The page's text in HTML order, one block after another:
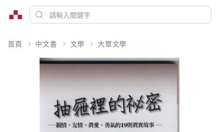
首頁 中文書 文學 大眾文學